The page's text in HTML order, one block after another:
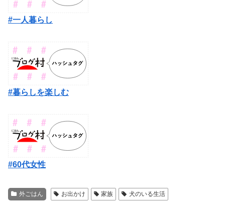
#一人暮らし
#暮らしを楽しむ
#60代女性
外ごはん お出かけ 家族 犬のいる生活